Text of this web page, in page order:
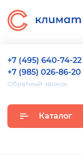
+7 (495) 640-74-22
+7 (985) 026-86-20
Обратный звонок
Каталог